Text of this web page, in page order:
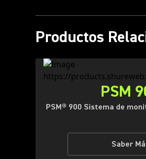
Productos
PSM
PSM® 900 Sistema de
Saber